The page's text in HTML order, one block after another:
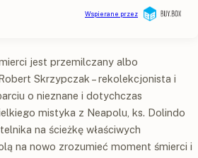
jest przemilczany albo
Skrzypczak – rekolekcjonista i
o nieznane i dotychczas
mistyka z Neapolu, ks. Dolindo
na ścieżkę właściwych
na nowo zrozumieć moment śmierci i